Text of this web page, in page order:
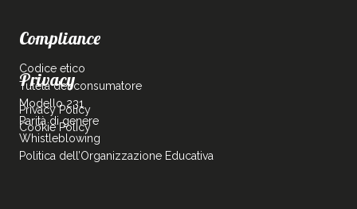
Compliance
Codice etico
Tutela del consumatore
Modello 231
Parità di genere
Whistleblowing
Politica dell’Organizzazione Educativa
Privacy
Privacy Policy
Cookie Policy